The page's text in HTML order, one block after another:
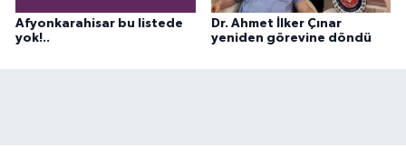
Afyonkarahisar bu listede
yok!..
Dr. Ahmet İlker Çınar
yeniden görevine döndü